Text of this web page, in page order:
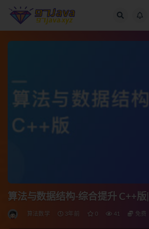
算法与数据结构-综合提升 C++版
算法数学 3年前 0 41 免费